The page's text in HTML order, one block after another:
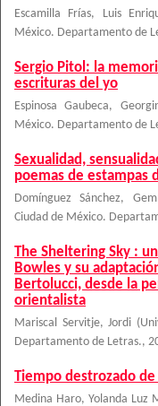
Escamilla Frías, Luis
México. Departamento de
Sergio Pitol: la
escrituras del yo
Espinosa Gaubeca,
México. Departamento de
Sexualidad,
poemas de estampas
Domínguez Sánchez,
Ciudad de México.
The Sheltering Sky :
Bowles y su
Bertolucci, desde la
orientalista
Mariscal Servitje, Jordi (
Departamento de Letras.,
Tiempo destrozado
Medina Haro, Yolanda Luz